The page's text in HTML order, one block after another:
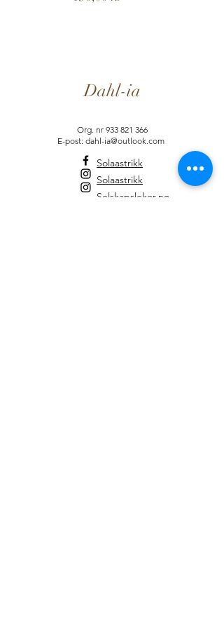
Dahl-ia
Org. nr 933 821 366
E-post: dahl-ia@outlook.com
Solaastrikk
Solaastrikk
Selskapsleker.no